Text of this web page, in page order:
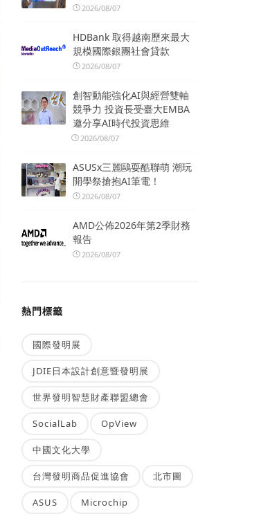
2026/08/07
HDBank 取得越南歷來最大
規模國際銀團社會貸款
2026/08/07
創智動能強化AI與經營雙軸
競爭力 投資長受臺大EMBA
邀分享AI時代投資思維
2026/08/07
ASUSx三麗鷗耍酷聯萌 潮玩
開學祭搶抱AI筆電！
2026/08/07
AMD公佈2026年第2季財務
報告
2026/08/07
熱門標籤
國際發明展
JDIE日本設計創意暨發明展
世界發明智慧財產聯盟總會
SocialLab OpView
中國文化大學
台灣發明商品促進協會 北市圖
ASUS Microchip